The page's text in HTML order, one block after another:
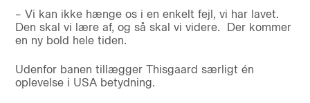
– Vi kan ikke hænge os i en enkelt fejl, vi har lavet.
Den skal vi lære af, og så skal vi videre. Der kommer
en ny bold hele tiden.
Udenfor banen tillægger Thisgaard særligt én
oplevelse i USA betydning.